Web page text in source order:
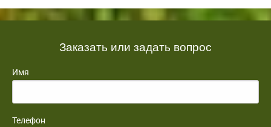
Заказать или задать вопрос
Имя
Телефон